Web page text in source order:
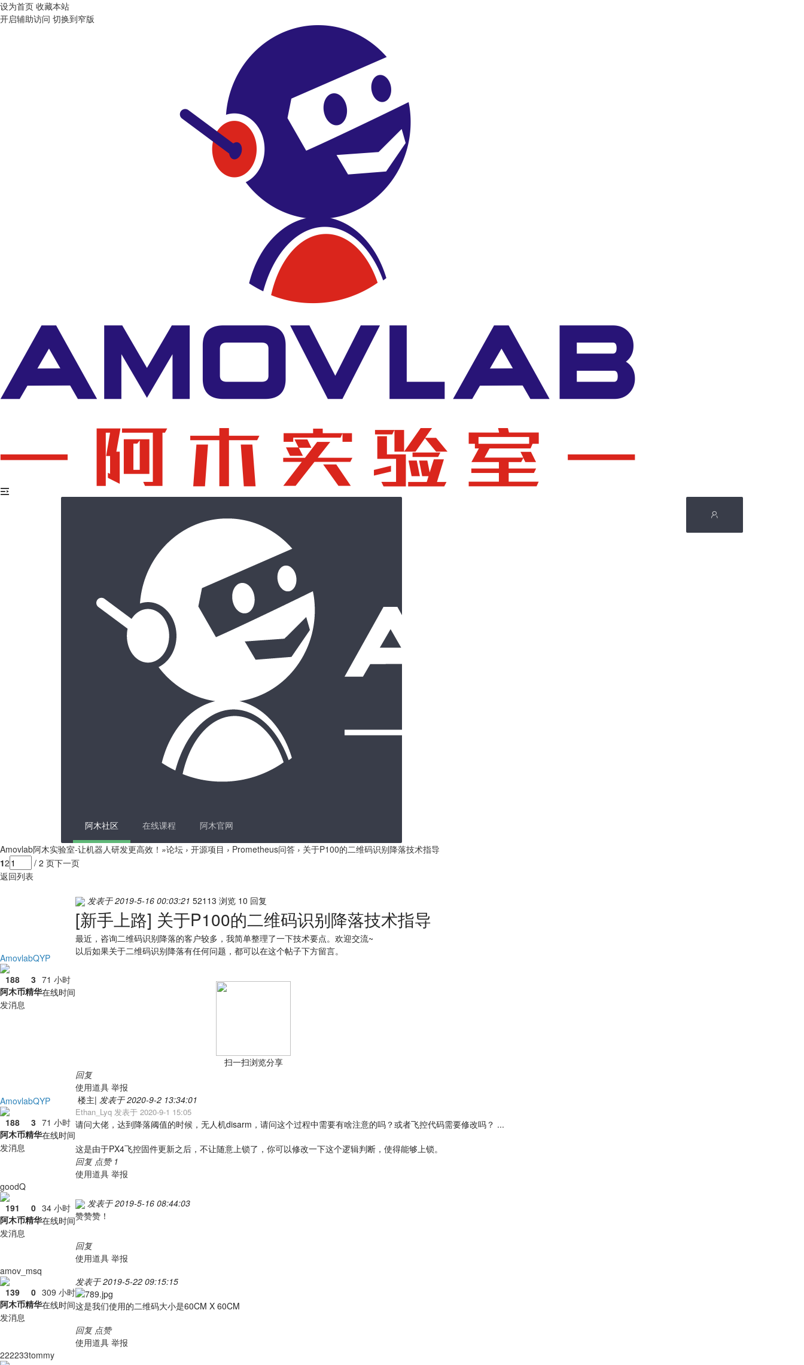
设为首页 收藏本站
开启辅助访问 切换到窄版
阿木社区 在线课程
阿木官网
Amovlab阿木实验室-让机器人研发更高效！ »论坛 › 开源项目 › Prometheus问答 › 关于P100的二维码识别降落技术指导
12 / 2 页下一页
返回列表
AmovlabQYP
188
阿木币
3
精华
71 小时
在线时间
发消息
发表于 2019-5-16 00:03:21 52113 浏览 10 回复
[新手上路] 关于P100的二维码识别降落技术指导
最近，咨询二维码识别降落的客户较多，我简单整理了一下技术要点。欢迎交流~
以后如果关于二维码识别降落有任何问题，都可以在这个帖子下方留言。
扫一扫浏览分享
回复
使用道具 举报
AmovlabQYP
188
阿木币
3
精华
71 小时
在线时间
发消息
楼主| 发表于 2020-9-2 13:34:01
Ethan_Lyq 发表于 2020-9-1 15:05
请问大佬，达到降落阈值的时候，无人机disarm，请问这个过程中需要有啥注意的吗？或者飞控代码需要修改吗？ ...
这是由于PX4飞控固件更新之后，不让随意上锁了，你可以修改一下这个逻辑判断，使得能够上锁。
回复 点赞 1
使用道具 举报
goodQ
191
阿木币
0
精华
34 小时
在线时间
发消息
发表于 2019-5-16 08:44:03
赞赞赞！
回复
使用道具 举报
amov_msq
139
阿木币
0
精华
309 小时
在线时间
发消息
发表于 2019-5-22 09:15:15
这是我们使用的二维码大小是60CM X 60CM
回复 点赞
使用道具 举报
222233tommy